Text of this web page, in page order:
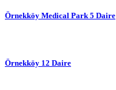
Örnekköy Medical Park 5 Daire
Örnekköy 12 Daire